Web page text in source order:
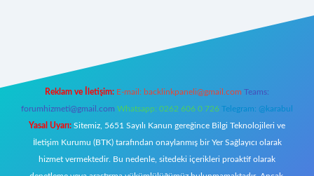
Reklam ve İletişim: E-mail: backlinkpaneli@gmail.com Teams:
forumhizmeti@gmail.com Whatsapp: 0262 606 0 726 Telegram: @karabul
Yasal Uyarı: Sitemiz, 5651 Sayılı Kanun gereğince Bilgi Teknolojileri ve
İletişim Kurumu (BTK) tarafından onaylanmış bir Yer Sağlayıcı olarak
hizmet vermektedir. Bu nedenle, sitedeki içerikleri proaktif olarak